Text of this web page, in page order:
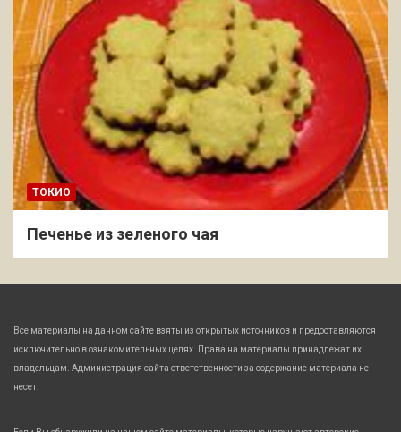
ТОКИО
Печенье из зеленого чая
Все материалы на данном сайте взяты из открытых источников и предоставляются
исключительно в ознакомительных целях. Права на материалы принадлежат их
владельцам. Администрация сайта ответственности за содержание материала не
несет.